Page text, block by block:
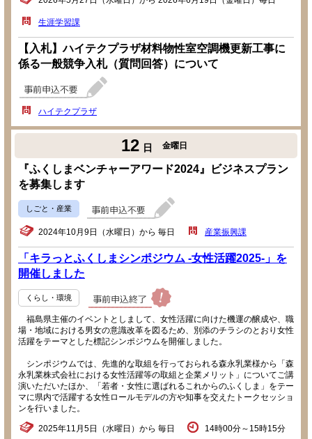
生涯学習課
【入札】ハイテクプラザ材料物性室空調機更新工事に
係る一般競争入札（質問回答）について
ハイテクプラザ
12 日 金曜日
『ふくしまベンチャーアワード2024』ビジネスプラン
を募集します
しごと・産業
2024年10月9日（水曜日）から 毎日 産業振興課
「キラっとふくしまシンポジウム -女性活躍2025-」を
開催しました
くらし・環境
福島県主催のイベントとしまして、女性活躍に向けた機運の醸成や、職
場・地域における男女の意識改革を図るため、別添のチラシのとおり女性
活躍をテーマとした標記シンポジウムを開催しました。
シンポジウムでは、先進的な取組を行っておられる森永乳業様から「森
永乳業株式会社における女性活躍等の取組と企業メリット」についてご講
演いただいたほか、「若者・女性に選ばれるこれからのふくしま」をテー
マに県内で活躍する女性ロールモデルの方や知事を交えたトークセッショ
ンを行いました。
2025年11月5日（水曜日）から 毎日 14時00分～15時15分